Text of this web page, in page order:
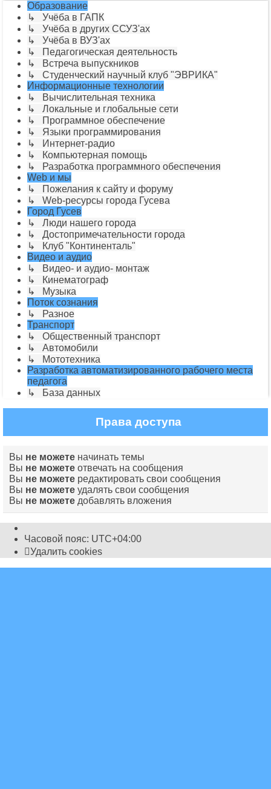
Образование
↳ Учёба в ГАПК
↳ Учёба в других ССУЗ'ах
↳ Учёба в ВУЗ'ах
↳ Педагогическая деятельность
↳ Встреча выпускников
↳ Студенческий научный клуб "ЭВРИКА"
Информационные технологии
↳ Вычислительная техника
↳ Локальные и глобальные сети
↳ Программное обеспечение
↳ Языки программирования
↳ Интернет-радио
↳ Компьютерная помощь
↳ Разработка программного обеспечения
Web и мы
↳ Пожелания к сайту и форуму
↳ Web-ресурсы города Гусева
Город Гусев
↳ Люди нашего города
↳ Достопримечательности города
↳ Клуб "Континенталь"
Видео и аудио
↳ Видео- и аудио- монтаж
↳ Кинематограф
↳ Музыка
Поток сознания
↳ Разное
Транспорт
↳ Общественный транспорт
↳ Автомобили
↳ Мототехника
Разработка автоматизированного рабочего места
педагога
↳ База данных
Права доступа
Вы не можете начинать темы
Вы не можете отвечать на сообщения
Вы не можете редактировать свои сообщения
Вы не можете удалять свои сообщения
Вы не можете добавлять вложения
Часовой пояс: UTC+04:00
Удалить cookies